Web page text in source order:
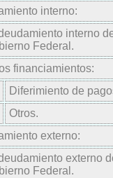
interno:
interno
Federal.
financiamientos:
Diferimiento de
Otros.
externo:
externo
Federal.